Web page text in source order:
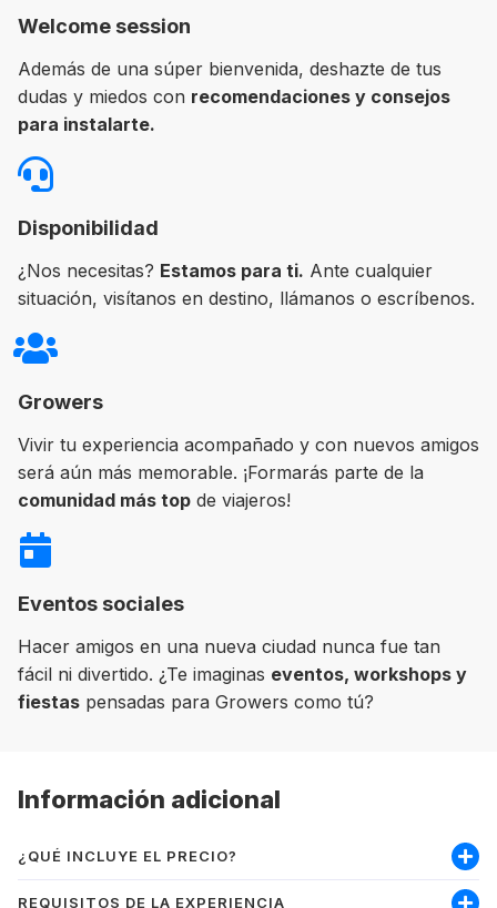
Welcome session
Además de una súper bienvenida, deshazte de tus
dudas y miedos con recomendaciones y consejos
para instalarte.
Disponibilidad
¿Nos necesitas? Estamos para ti. Ante cualquier
situación, visítanos en destino, llámanos o escríbenos.
Growers
Vivir tu experiencia acompañado y con nuevos amigos
será aún más memorable. ¡Formarás parte de la
comunidad más top de viajeros!
Eventos sociales
Hacer amigos en una nueva ciudad nunca fue tan
fácil ni divertido. ¿Te imaginas eventos, workshops y
fiestas pensadas para Growers como tú?
Información adicional
¿QUÉ INCLUYE EL PRECIO?
REQUISITOS DE LA EXPERIENCIA